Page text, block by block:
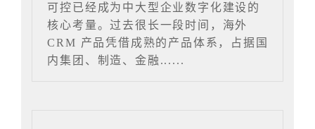
可控已经成为中大型企业数字化建设的
核心考量。过去很长一段时间，海外
CRM 产品凭借成熟的产品体系，占据国
内集团、制造、金融......